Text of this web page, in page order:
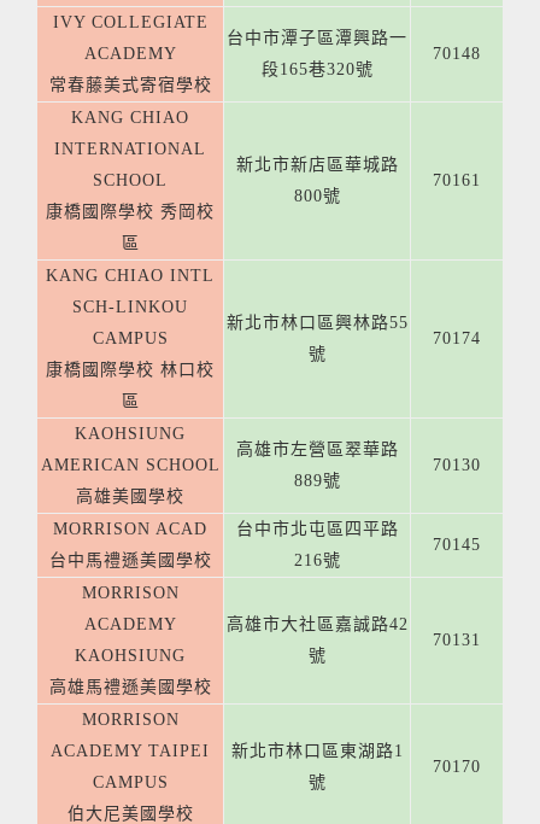
IVY COLLEGIATE
ACADEMY
常春藤美式寄宿學校
台中市潭子區潭興路一
段165巷320號
70148
KANG CHIAO
INTERNATIONAL
SCHOOL
康橋國際學校 秀岡校
區
新北市新店區華城路
800號
70161
KANG CHIAO INTL
SCH-LINKOU
CAMPUS
康橋國際學校 林口校
區
新北市林口區興林路55
號
70174
KAOHSIUNG
AMERICAN SCHOOL
高雄美國學校
高雄市左營區翠華路
889號
70130
MORRISON ACAD
台中馬禮遜美國學校
台中市北屯區四平路
216號
70145
MORRISON
ACADEMY
KAOHSIUNG
高雄馬禮遜美國學校
高雄市大社區嘉誠路42
號
70131
MORRISON
ACADEMY TAIPEI
CAMPUS
伯大尼美國學校
新北市林口區東湖路1
號
70170